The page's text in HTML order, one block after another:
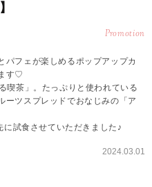
Promotion
パフェが楽しめるポップアップカ
す♡
喫茶」。たっぷりと使われている
ツスプレッドでおなじみの「ア
試食させていただきました♪
2024.03.01